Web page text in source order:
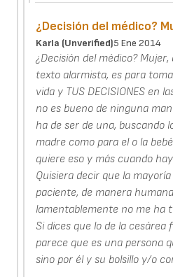
¿Decisión del médico?
Karla (unverified)5 Ene 2014
¿Decisión del médico?
texto alarmista, es para
vida y TUS DECISIONES en
no es bueno de ninguna
ha de ser de una, buscando
madre como para el o la
quiere eso y más cuando
Quisiera decir que la
paciente, de manera
lamentablemente no me ha
Si dices que lo de la cesárea
parece que es una persona
sino por él y su bolsillo y/o